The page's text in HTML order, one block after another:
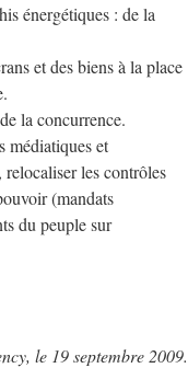
énergétiques : de la
et des biens à la place
la concurrence.
médiatiques et
les contrôles
(mandats
du peuple sur
le 19 septembre 2009.